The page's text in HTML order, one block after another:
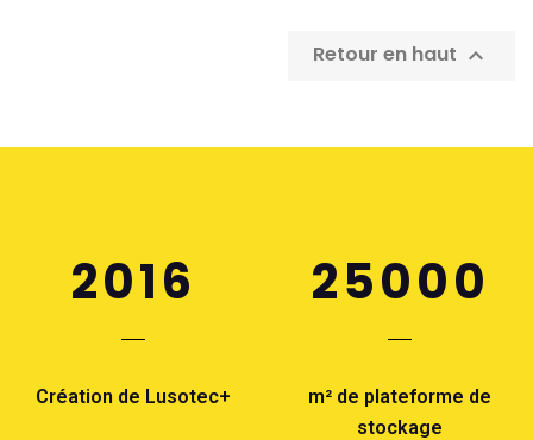
Retour en haut 
2016
Création de Lusotec+
25000
m² de plateforme de
stockage